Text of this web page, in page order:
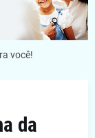
você!
da